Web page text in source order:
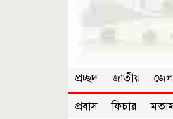
প্রচ্ছদ জাতীয়
প্রবাস
ফিচার